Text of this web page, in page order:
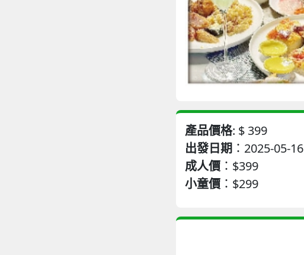
產品價格: $ 399
出發日期 ：2025-05-16
成人價 ： $399
小童價 ： $299